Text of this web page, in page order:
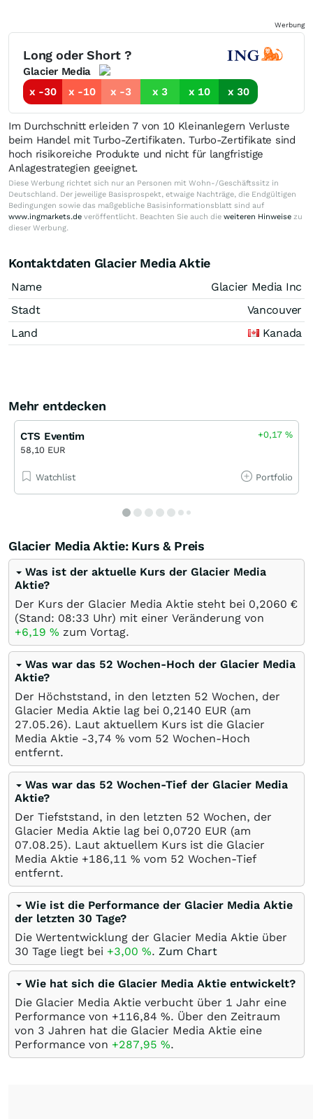
Werbung
Long oder Short ?
Glacier Media
x -30
x -10 x -3 x 3 x 10 x 30
Im Durchschnitt erleiden 7 von 10 Kleinanlegern Verluste
beim Handel mit Turbo-Zertifikaten. Turbo-Zertifikate sind
hoch risikoreiche Produkte und nicht für langfristige
Anlagestrategien geeignet.
Diese Werbung richtet sich nur an Personen mit Wohn-/Geschäftssitz in
Deutschland. Der jeweilige Basisprospekt, etwaige Nachträge, die Endgültigen
Bedingungen sowie das maßgebliche Basisinformationsblatt sind auf
www.ingmarkets.de veröffentlicht. Beachten Sie auch die weiteren Hinweise zu
dieser Werbung.
Kontaktdaten Glacier Media Aktie
Name
Glacier Media Inc
Stadt
Vancouver
Land
Kanada
Mehr entdecken
CTS Eventim
58,10 EUR
+0,17%
Watchlist Portfolio
Glacier Media Aktie: Kurs & Preis
Was ist der aktuelle Kurs der Glacier Media
Aktie?
Der Kurs der Glacier Media Aktie steht bei 0,2060 €
(Stand: 08:33 Uhr) mit einer Veränderung von
+6,19 % zum Vortag.
Was war das 52 Wochen-Hoch der Glacier Media
Aktie?
Der Höchststand, in den letzten 52 Wochen, der
Glacier Media Aktie lag bei 0,2140 EUR (am
27.05.26). Laut aktuellem Kurs ist die Glacier
Media Aktie -3,74 % vom 52 Wochen-Hoch
entfernt.
Was war das 52 Wochen-Tief der Glacier Media
Aktie?
Der Tiefststand, in den letzten 52 Wochen, der
Glacier Media Aktie lag bei 0,0720 EUR (am
07.08.25). Laut aktuellem Kurs ist die Glacier
Media Aktie +186,11 % vom 52 Wochen-Tief
entfernt.
Wie ist die Performance der Glacier Media Aktie
der letzten 30 Tage?
Die Wertentwicklung der Glacier Media Aktie über
30 Tage liegt bei +3,00 %. Zum Chart
Wie hat sich die Glacier Media Aktie entwickelt?
Die Glacier Media Aktie verbucht über 1 Jahr eine
Performance von +116,84 %. Über den Zeitraum
von 3 Jahren hat die Glacier Media Aktie eine
Performance von +287,95 %.